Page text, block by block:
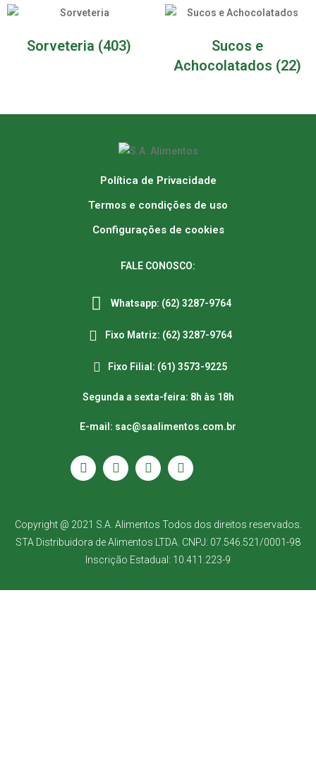
Sorveteria (403)
Sucos e
Achocolatados (22)
Política de Privacidade
Termos e condições de uso
Configurações de cookies
FALE CONOSCO:
Whatsapp: (62) 3287-9764
Fixo Matriz: (62) 3287-9764
Fixo Filial: (61) 3573-9225
Segunda a sexta-feira: 8h às 18h
E-mail: sac@saalimentos.com.br
Copyright @ 2021 S.A. Alimentos Todos dos direitos reservados.
STA Distribuidora de Alimentos LTDA. CNPJ: 07.546.521/0001-98
Inscrição Estadual: 10.411.223-9